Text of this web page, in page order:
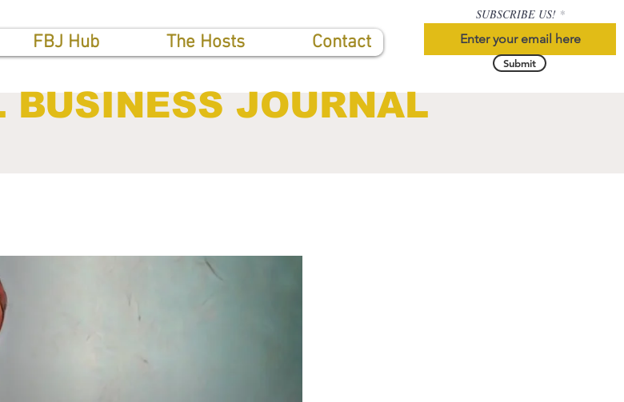
FBJ Hub The Hosts Contact
SUBSCRIBE US!
Submit
BUSINESS JOURNAL